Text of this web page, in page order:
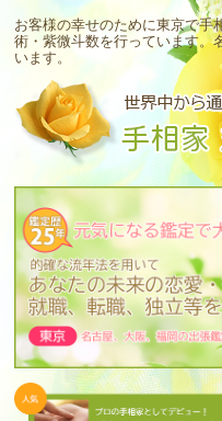
お客様の幸せのために東京で手
術・紫微斗数を行っています。
います。